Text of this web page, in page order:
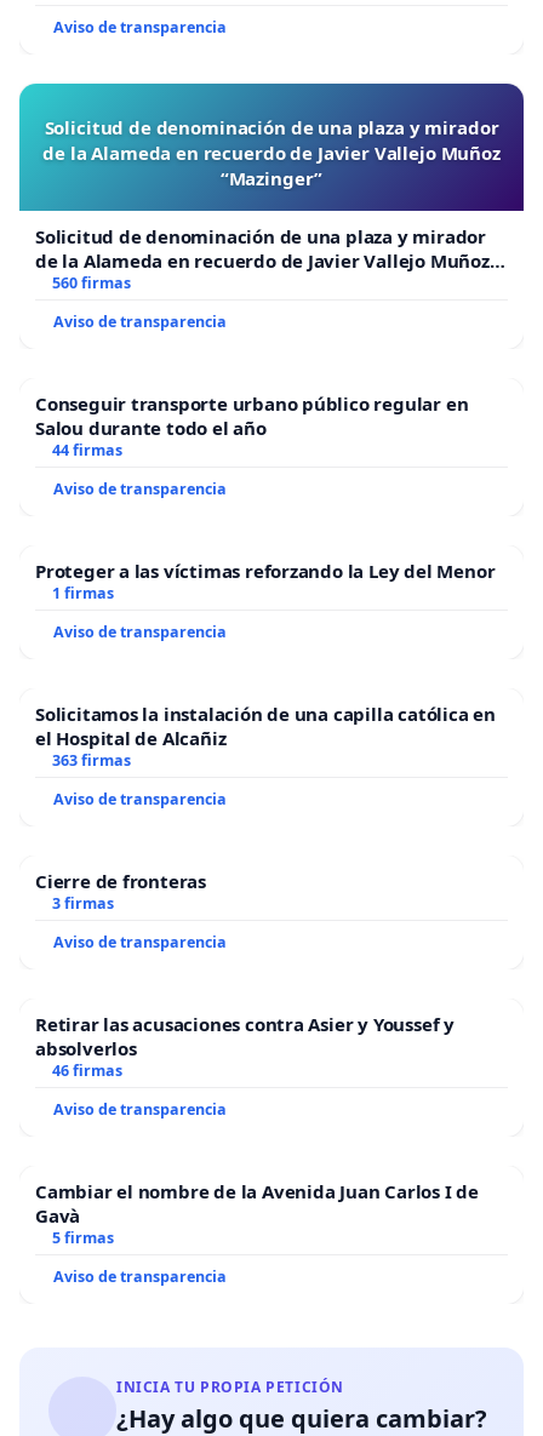
Aviso de transparencia
Solicitud de denominación de una plaza y mirador
de la Alameda en recuerdo de Javier Vallejo Muñoz
“Mazinger”
Solicitud de denominación de una plaza y mirador
de la Alameda en recuerdo de Javier Vallejo Muñoz
“Mazinger”
560 firmas
Aviso de transparencia
Conseguir transporte urbano público regular en
Salou durante todo el año
44 firmas
Aviso de transparencia
Proteger a las víctimas reforzando la Ley del Menor
1 firmas
Aviso de transparencia
Solicitamos la instalación de una capilla católica en
el Hospital de Alcañiz
363 firmas
Aviso de transparencia
Cierre de fronteras
3 firmas
Aviso de transparencia
Retirar las acusaciones contra Asier y Youssef y
absolverlos
46 firmas
Aviso de transparencia
Cambiar el nombre de la Avenida Juan Carlos I de
Gavà
5 firmas
Aviso de transparencia
INICIA TU PROPIA PETICIÓN
¿Hay algo que quiera cambiar?